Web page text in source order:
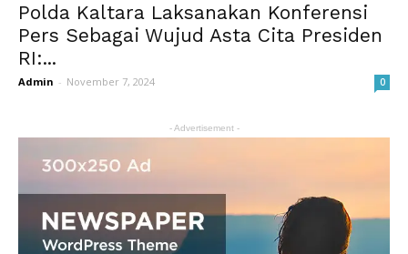
Polda Kaltara Laksanakan Konferensi
Pers Sebagai Wujud Asta Cita Presiden
RI:...
Admin - November 7, 2024 0
- Advertisement -